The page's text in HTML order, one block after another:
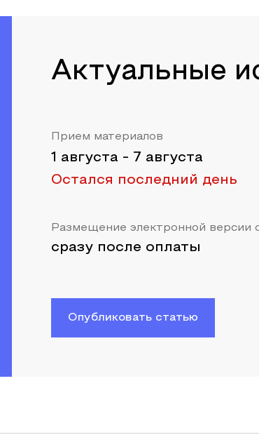
Актуальные
Прием материалов
1 августа - 7 августа
Остался последний день
Размещение электронной версии
сразу после оплаты
Опубликовать статью